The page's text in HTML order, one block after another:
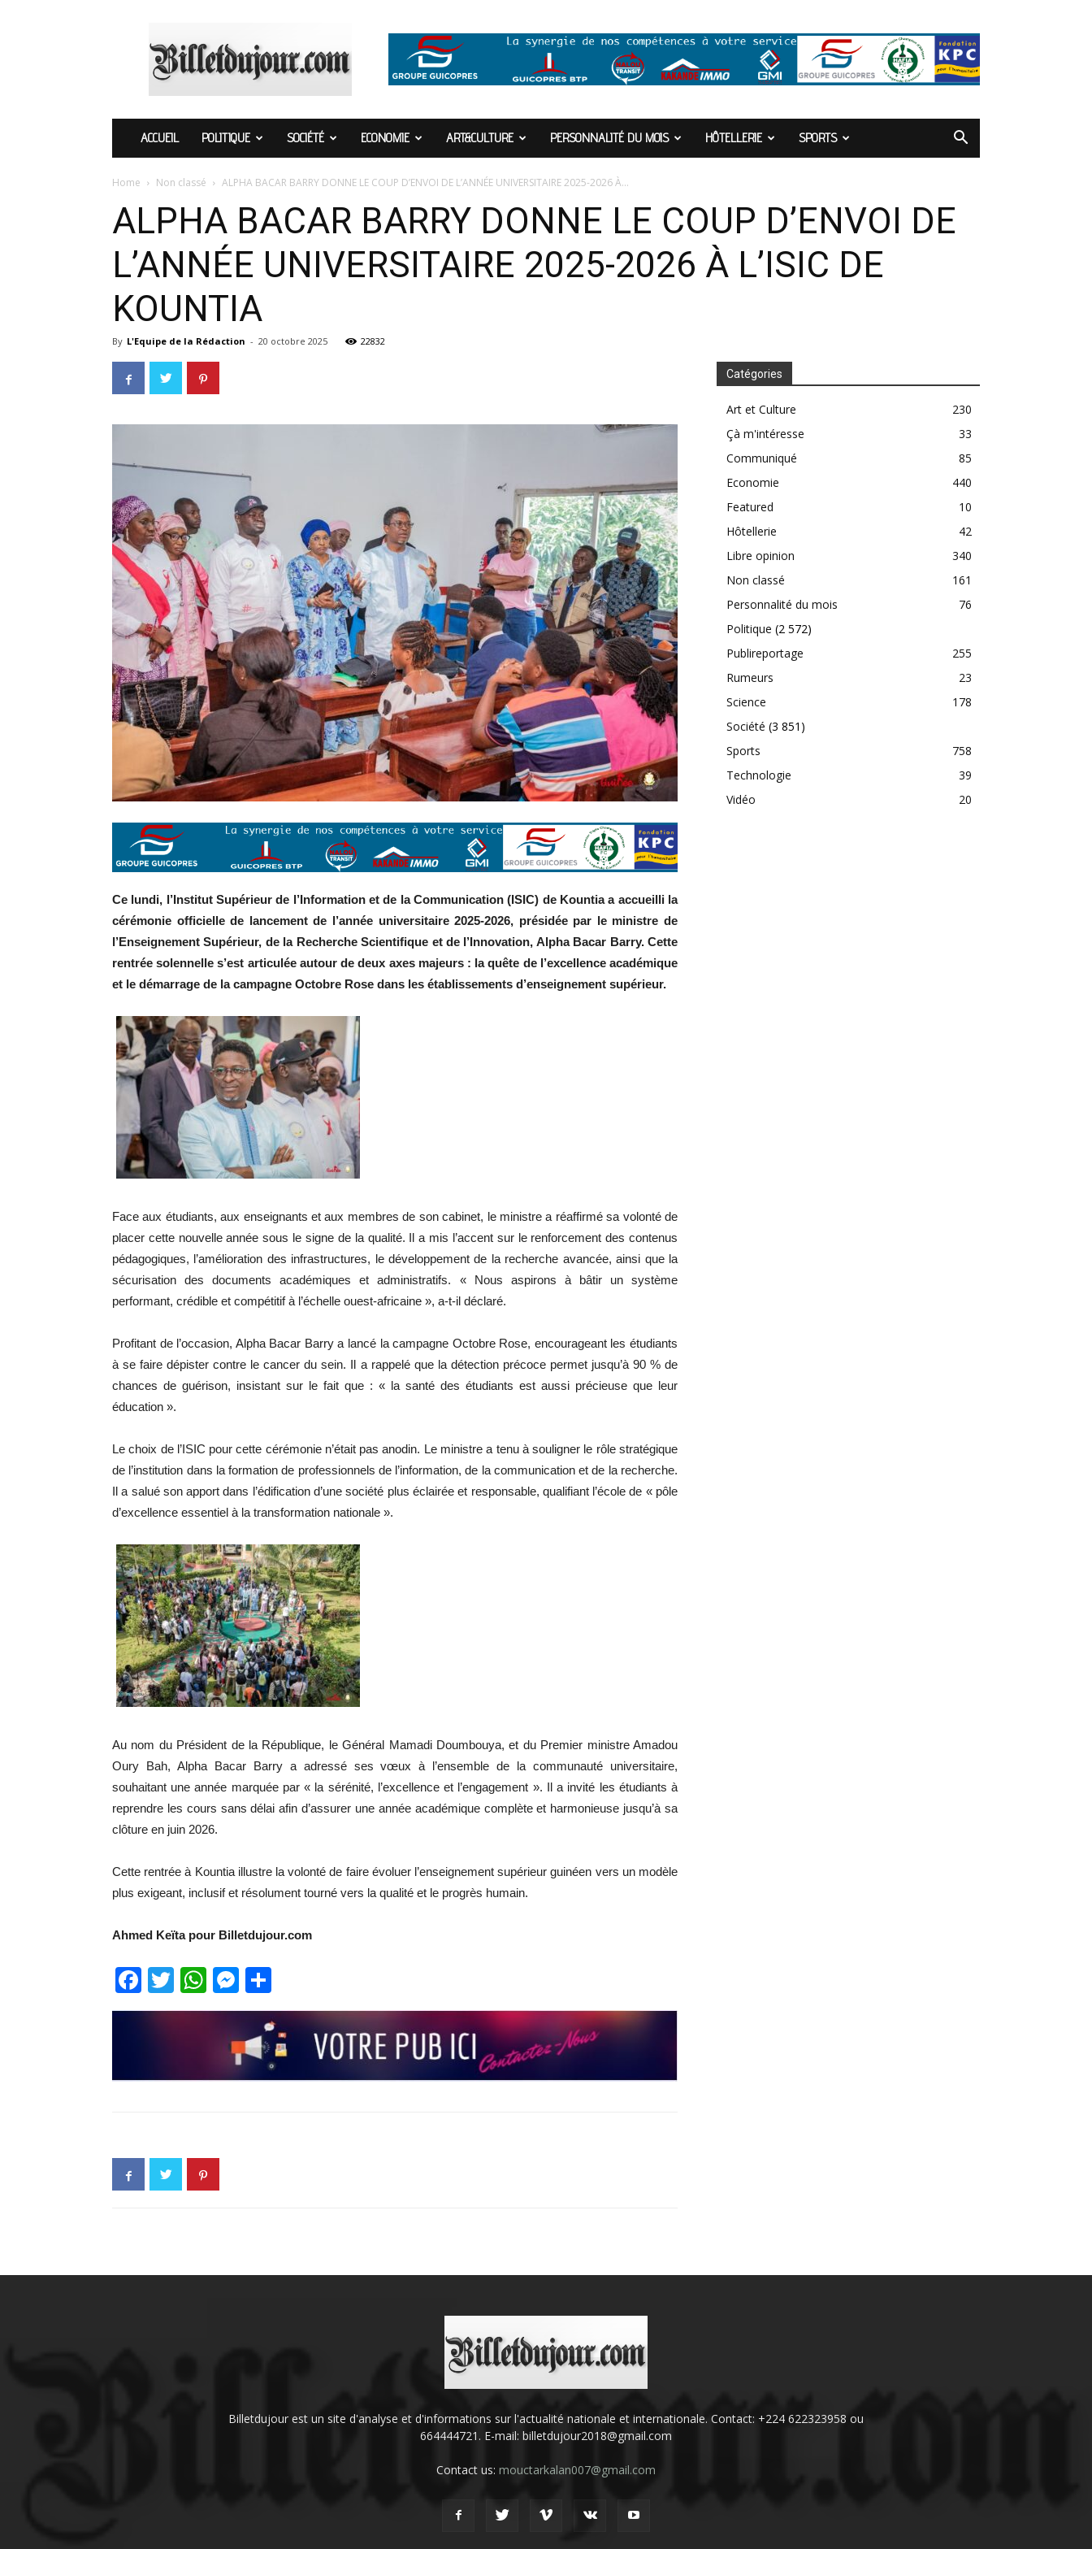
ACCUEIL POLITIQUE SOCIÉTÉ ECONOMIE ART&CULTURE PERSONNALITÉ DU MOIS HÔTELLERIE SPORTS
Home Non classé ALPHA BACAR BARRY DONNE LE COUP D’ENVOI DE L’ANNÉE UNIVERSITAIRE 2025-2026 À...
ALPHA BACAR BARRY DONNE LE COUP D’ENVOI DE
L’ANNÉE UNIVERSITAIRE 2025-2026 À L’ISIC DE
KOUNTIA
By L'Equipe de la Rédaction - 20 octobre 2025 22832
Ce lundi, l’Institut Supérieur de l’Information et de la Communication (ISIC) de Kountia a accueilli la
cérémonie officielle de lancement de l’année universitaire 2025-2026, présidée par le ministre de
l’Enseignement Supérieur, de la Recherche Scientifique et de l’Innovation, Alpha Bacar Barry. Cette
rentrée solennelle s’est articulée autour de deux axes majeurs : la quête de l’excellence académique
et le démarrage de la campagne Octobre Rose dans les établissements d’enseignement supérieur.
Face aux étudiants, aux enseignants et aux membres de son cabinet, le ministre a réaffirmé sa volonté de
placer cette nouvelle année sous le signe de la qualité. Il a mis l’accent sur le renforcement des contenus
pédagogiques, l’amélioration des infrastructures, le développement de la recherche avancée, ainsi que la
sécurisation des documents académiques et administratifs. « Nous aspirons à bâtir un système
performant, crédible et compétitif à l’échelle ouest-africaine », a-t-il déclaré.
Profitant de l’occasion, Alpha Bacar Barry a lancé la campagne Octobre Rose, encourageant les étudiants
à se faire dépister contre le cancer du sein. Il a rappelé que la détection précoce permet jusqu’à 90 % de
chances de guérison, insistant sur le fait que : « la santé des étudiants est aussi précieuse que leur
éducation ».
Le choix de l’ISIC pour cette cérémonie n’était pas anodin. Le ministre a tenu à souligner le rôle stratégique
de l’institution dans la formation de professionnels de l’information, de la communication et de la recherche.
Il a salué son apport dans l’édification d’une société plus éclairée et responsable, qualifiant l’école de « pôle
d’excellence essentiel à la transformation nationale ».
Au nom du Président de la République, le Général Mamadi Doumbouya, et du Premier ministre Amadou
Oury Bah, Alpha Bacar Barry a adressé ses vœux à l’ensemble de la communauté universitaire,
souhaitant une année marquée par « la sérénité, l’excellence et l’engagement ». Il a invité les étudiants à
reprendre les cours sans délai afin d’assurer une année académique complète et harmonieuse jusqu’à sa
clôture en juin 2026.
Cette rentrée à Kountia illustre la volonté de faire évoluer l’enseignement supérieur guinéen vers un modèle
plus exigeant, inclusif et résolument tourné vers la qualité et le progrès humain.
Ahmed Keïta pour Billetdujour.com
Facebook
TwitterWhatsApp
Messenger
Catégories
Art et Culture
230
Çà m'intéresse
33
Communiqué
85
Economie
440
Featured
10
Hôtellerie
42
Libre opinion
340
Non classé
161
Personnalité du mois
76
Politique (2 572)
Publireportage
255
Rumeurs
23
Science
178
Société (3 851)
Sports
758
Technologie
39
Vidéo
20
Billetdujour est un site d'analyse et d'informations sur l'actualité nationale et internationale. Contact: +224 622323958 ou
664444721. E-mail: billetdujour2018@gmail.com
Contact us: mouctarkalan007@gmail.com